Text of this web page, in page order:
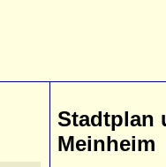
Stadtplan
Meinheim